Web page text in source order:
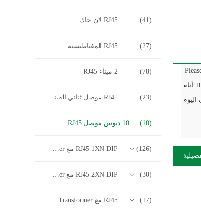
RJ45 لان جاك (41)
RJ45 المغناطيسية (27)
2 ميناء RJ45 (78)
RJ45 موصل ثنائي الفينيل متعدد الكلور (23)
10 دبوس موصل RJ45 (10)
RJ45 1XN DIP مع 10/100/1000M Base-T Series Transformer (126)
RJ45 2XN DIP مع 10/100/1000M Base-T Series Transformer (30)
RJ45 مع 2.5G / 5G / 10G Base-T Series Transformer (17)
أيام